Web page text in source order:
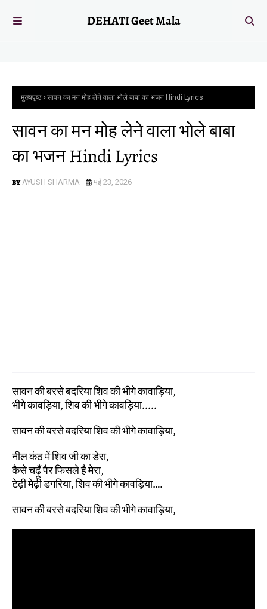
DEHATI Geet Mala
मुख्यपृष्ठ सावन का मन मोह लेने वाला भोले बाबा का भजन Hindi Lyrics
सावन का मन मोह लेने वाला भोले बाबा
का भजन Hindi Lyrics
AYUSH SHARMA मई 23, 2026
सावन की बरसे बदरिया शिव की भीगे कावाड़िया,
भीगे कावड़िया, शिव की भीगे कावड़िया.....
सावन की बरसे बदरिया शिव की भीगे कावाड़िया,
नील कंठ में शिव जी का डेरा,
कैसे चढ़ूँ पैर फिसले है मेरा,
टेढ़ी मेढ़ी डगरिया, शिव की भीगे कावड़िया….
सावन की बरसे बदरिया शिव की भीगे कावाड़िया,